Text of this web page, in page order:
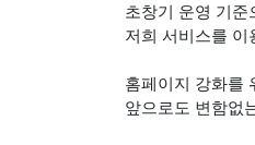
초창기 운영 기준
저희 서비스를 이
홈페이지 강화를
앞으로도 변함없